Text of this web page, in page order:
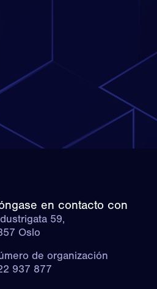
en contacto con
59,
Oslo
de organización
937 877